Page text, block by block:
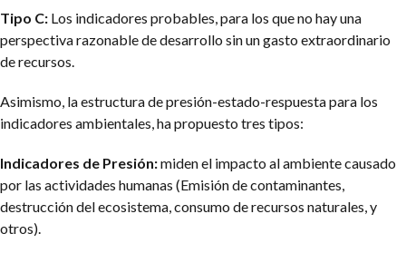
Tipo C: Los indicadores probables, para los que no hay una
perspectiva razonable de desarrollo sin un gasto extraordinario
de recursos.
Asimismo, la estructura de presión-estado-respuesta para los
indicadores ambientales, ha propuesto tres tipos:
Indicadores de Presión:miden el impacto al ambiente causado
por las actividades humanas (Emisión de contaminantes,
destrucción del ecosistema, consumo de recursos naturales, y
otros).